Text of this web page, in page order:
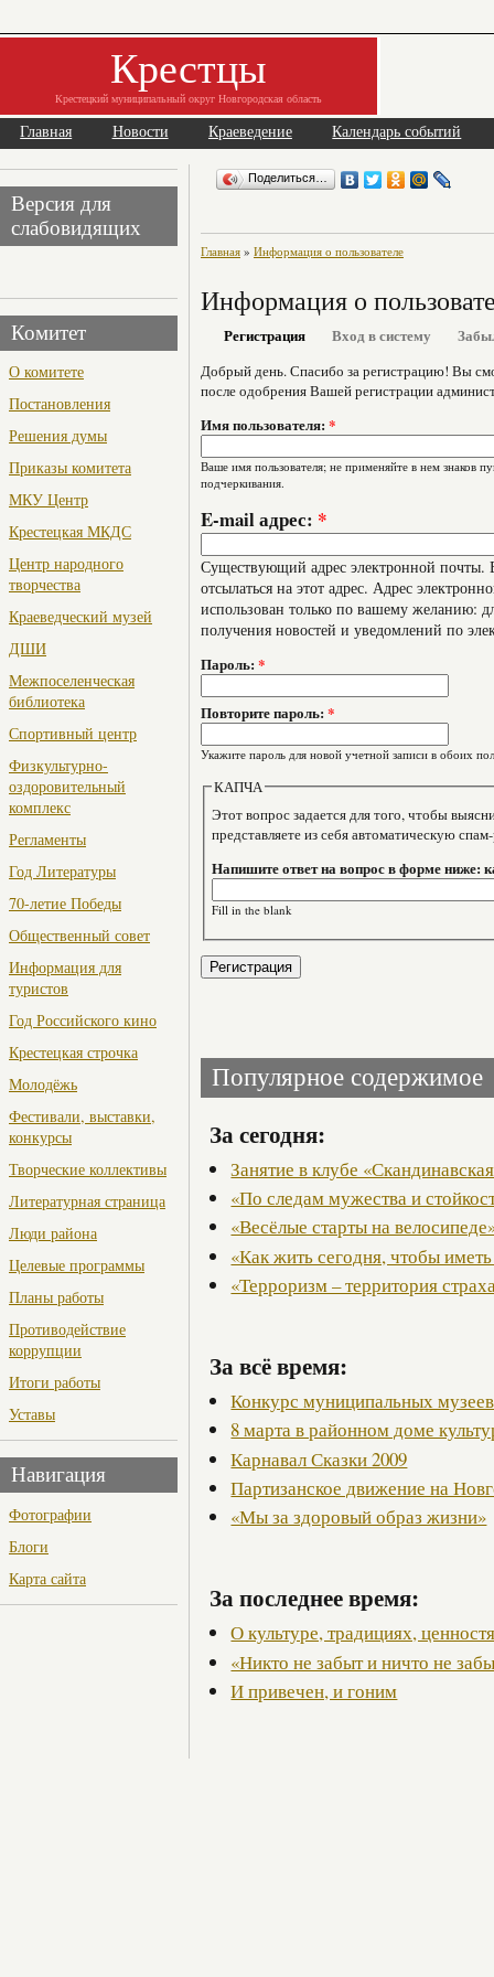
Крестцы
Крестецкий муниципальный округ Новгородская область
Главная Новости Краеведение Календарь событий
Версия для
слабовидящих
Комитет
О комитете
Постановления
Решения думы
Приказы комитета
МКУ Центр
Крестецкая МКДС
Центр народного
творчества
Краеведческий музей
ДШИ
Межпоселенческая
библиотека
Спортивный центр
Физкультурно-
оздоровительный
комплекс
Регламенты
Год Литературы
70-летие Победы
Общественный совет
Информация для
туристов
Год Российского кино
Крестецкая строчка
Молодёжь
Фестивали, выставки,
конкурсы
Творческие коллективы
Литературная страница
Люди района
Целевые программы
Планы работы
Противодействие
коррупции
Итоги работы
Уставы
Навигация
Фотографии
Блоги
Карта сайта
Поделиться…
Главная » Информация о пользователе
Информация о
Регистрация Вход в систему
Добрый день. Спасибо за регистрацию! Вы
после одобрения Вашей регистрации
Имя пользователя: *
Ваше имя пользователя; не применяйте в нем знаков
подчеркивания.
E-mail адрес: *
Существующий адрес электронной почты.
отсылаться на этот адрес. Адрес
использован только по вашему желанию:
получения новостей и уведомлений по
Пароль: *
Повторите пароль: *
Укажите пароль для новой учетной записи в обоих
КАПЧА
Этот вопрос задается для того, чтобы выяснить,
представляете из себя автоматическую
Напишите ответ на вопрос в форме ниже:
Fill in the blank
Популярное содержимое
За сегодня:
Занятие в клубе
«По следам мужества и
«Весёлые старты на
«Как жить сегодня, чтобы
«Терроризм – территория
За всё время:
Конкурс муниципальных музеев
8 марта в районном доме
Карнавал Сказки 2009
Партизанское движение на
«Мы за здоровый образ жизни»
За последнее время:
О культуре, традициях,
«Никто не забыт и ничто не
И привечен, и гоним